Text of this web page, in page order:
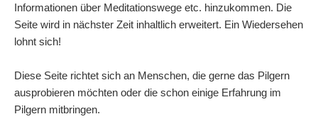
Informationen über Meditationswege etc. hinzukommen. Die
Seite wird in nächster Zeit inhaltlich erweitert. Ein Wiedersehen
lohnt sich!
Diese Seite richtet sich an Menschen, die gerne das Pilgern
ausprobieren möchten oder die schon einige Erfahrung im
Pilgern mitbringen.